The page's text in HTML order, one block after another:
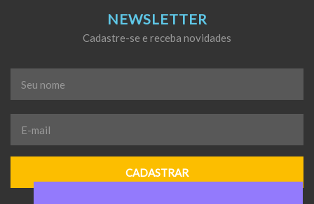
NEWSLETTER
Cadastre-se e receba novidades
Seu
nome
E-
mail